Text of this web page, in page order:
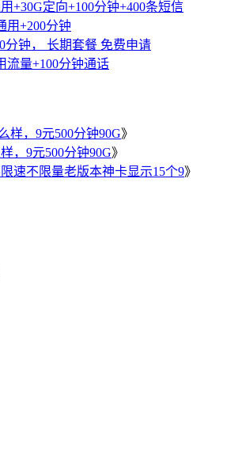
+30G定向+100分钟+400条短信
用+200分钟
分钟， 长期套餐 免费申请
流量+100分钟通话
样，9元500分钟90G》
，9元500分钟90G》
速不限量老版本神卡显示15个9》